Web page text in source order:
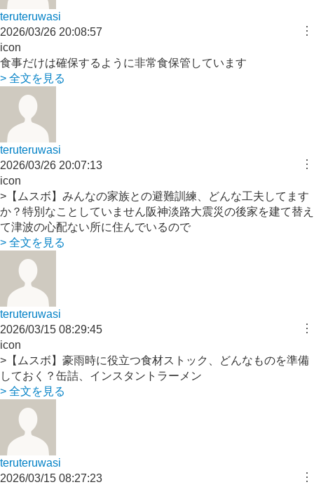
teruteruwasi
︙
2026/03/26 20:08:57
icon
食事だけは確保するように非常食保管しています
> 全文を見る
teruteruwasi
︙
2026/03/26 20:07:13
icon
>【ムスボ】みんなの家族との避難訓練、どんな工夫してます
か？特別なことしていません阪神淡路大震災の後家を建て替え
て津波の心配ない所に住んでいるので
> 全文を見る
teruteruwasi
︙
2026/03/15 08:29:45
icon
>【ムスボ】豪雨時に役立つ食材ストック、どんなものを準備
しておく？缶詰、インスタントラーメン
> 全文を見る
teruteruwasi
︙
2026/03/15 08:27:23